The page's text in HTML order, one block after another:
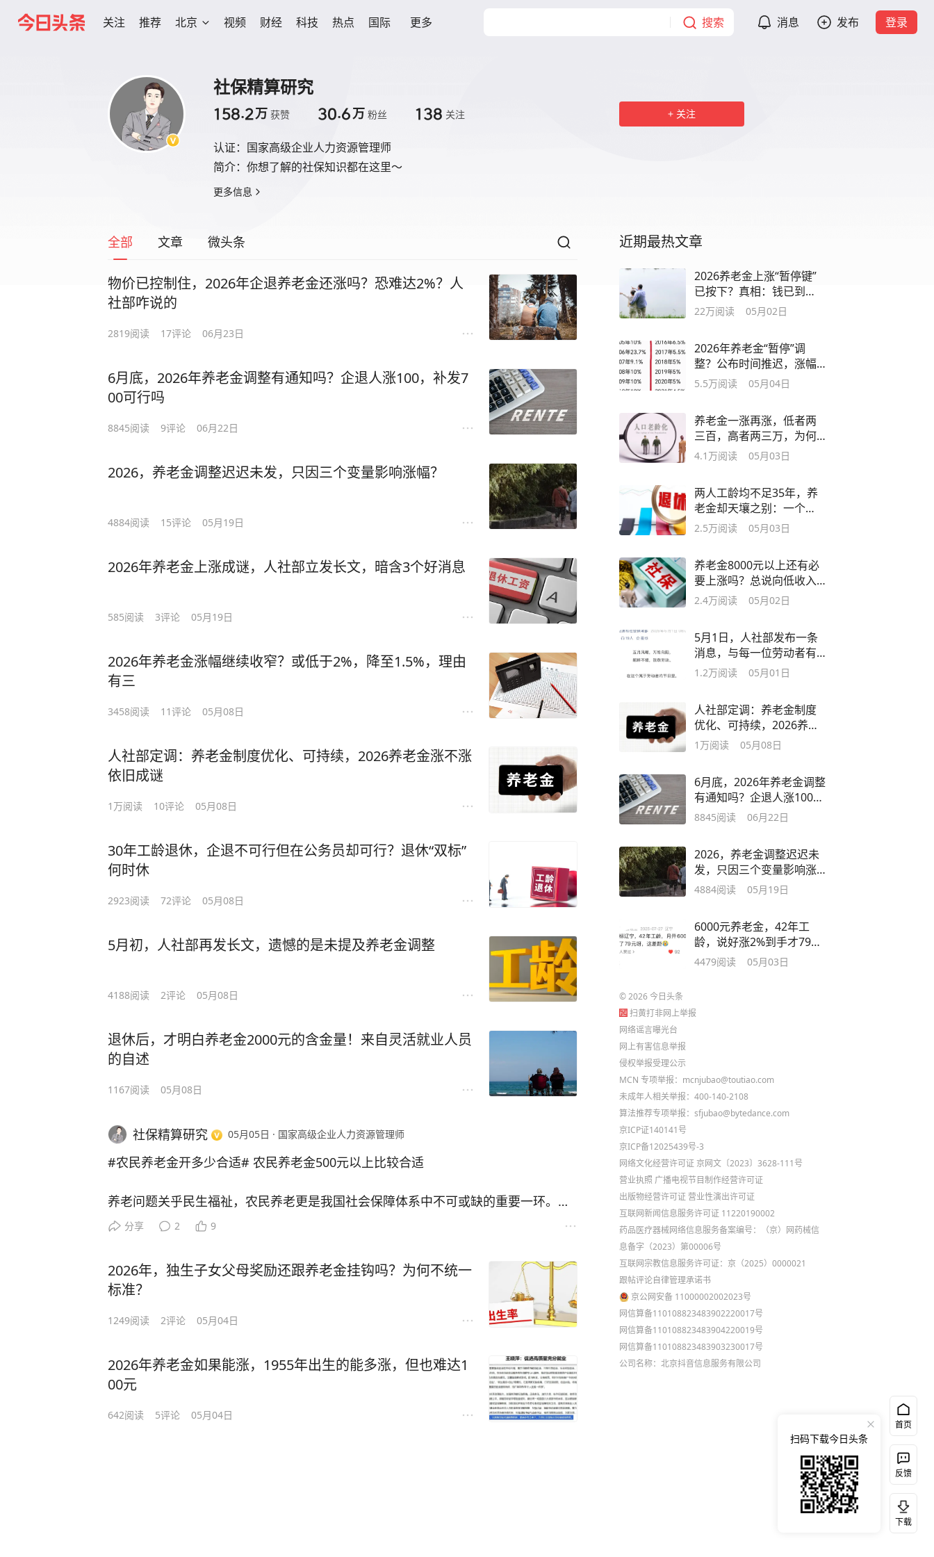
关注 推荐 北京 视频 财经 科技 热点 国际 更多 搜索 消息 发布 登录
社保精算研究
158.2万 获赞 30.6万 粉丝 138 关注
认证： 国家高级企业人力资源管理师
简介： 你想了解的社保知识都在这里～
更多信息
关注
全部 文章 微头条
物价已控制住，2026年企退养老金还涨吗？恐难达2%？人
社部咋说的
2819阅读 17评论 06月23日
6月底，2026年养老金调整有通知吗？企退人涨100，补发7
00可行吗
8845阅读 9评论 06月22日
2026，养老金调整迟迟未发，只因三个变量影响涨幅？
4884阅读 15评论 05月19日
2026年养老金上涨成谜，人社部立发长文，暗含3个好消息
585阅读 3评论 05月19日
2026年养老金涨幅继续收窄？或低于2%，降至1.5%，理由
有三
3458阅读 11评论 05月08日
人社部定调：养老金制度优化、可持续，2026养老金涨不涨
依旧成谜
1万阅读 10评论 05月08日
30年工龄退休，企退不可行但在公务员却可行？退休“双标”
何时休
2923阅读 72评论 05月08日
5月初，人社部再发长文，遗憾的是未提及养老金调整
4188阅读 2评论 05月08日
退休后，才明白养老金2000元的含金量！来自灵活就业人员
的自述
1167阅读 05月08日
社保精算研究 05月05日 · 国家高级企业人力资源管理师
#农民养老金开多少合适# 农民养老金500元以上比较合适
养老问题关乎民生福祉，农民养老更是我国社会保障体系中不可或缺的重要一环。作
为国家粮食安全的守护者、乡村发展的耕耘者，广大农民一辈子扎根土地、辛勤劳
去劳动能力，收入来源极度单一，养老金成为维系晚年生活的核心依靠。结合当前农
村生活成本、农民实际需求与社会公平发展趋势，将农民养老金提升至500元以上，
是兼顾民生保障、财政可行与社会公平的合理选择。
乡居民基础养老金最低标准仅为163元，即便加上地方配套补贴，多数农村老人每月
养老金也仅在200-300元区间。反观当下农村生活成本，米面油等基本口粮、水电杂
费、日常药品是老人每月的刚性支出，仅这几项开支，每月就至少需要300元才能维
持最基本的生存。一旦老人身患慢性病，需要长期服药，或是遇到头疼脑热的小病诊
分享 2 9
2026年，独生子女父母奖励还跟养老金挂钩吗？为何不统一
标准？
1249阅读 2评论 05月04日
2026年养老金如果能涨，1955年出生的能多涨，但也难达1
00元
642阅读 5评论 05月04日
近期最热文章
2026养老金上涨“暂停键”
已按下？真相：钱已到
账，信号已出
22万阅读 05月02日
2026年养老金“暂停”调
整？公布时间推迟，涨幅
逐步收窄到0？
5.5万阅读 05月04日
养老金一涨再涨，低者两
三百，高者两三万，为何
不设上限抹平差异
4.1万阅读 05月03日
两人工龄均不足35年，养
老金却天壤之别：一个
8800元，一个2800元
2.5万阅读 05月03日
养老金8000元以上还有必
要上涨吗？总说向低收入
倾斜，不应停涨吗
2.4万阅读 05月02日
5月1日，人社部发布一条
消息，与每一位劳动者有
关
1.2万阅读 05月01日
人社部定调：养老金制度
优化、可持续，2026养老
金涨不涨依旧成谜
1万阅读 05月08日
6月底，2026年养老金调整
有通知吗？企退人涨100，
补发700可行吗
8845阅读 06月22日
2026，养老金调整迟迟未
发，只因三个变量影响涨
幅？
4884阅读 05月19日
6000元养老金，42年工
龄，说好涨2%到手才79
块！剩下的41元去哪了
4479阅读 05月03日
©2026今日头条
扫黄打非网上举报
网络谣言曝光台
网上有害信息举报
侵权举报受理公示
MCN 专项举报：mcnjubao@toutiao.com
未成年人相关举报：400-140-2108
算法推荐专项举报：sfjubao@bytedance.com
京ICP证140141号
京ICP备12025439号-3
网络文化经营许可证 京网文〔2023〕3628-111号
营业执照 广播电视节目制作经营许可证
出版物经营许可证 营业性演出许可证
互联网新闻信息服务许可证 11220190002
药品医疗器械网络信息服务备案编号：（京）网药械信
息备字（2023）第00006号
互联网宗教信息服务许可证：京（2025）0000021
跟帖评论自律管理承诺书
京公网安备 11000002002023号
网信算备110108823483902220017号
网信算备110108823483904220019号
网信算备110108823483903230017号
公司名称：北京抖音信息服务有限公司
首页
反馈
下载
扫码下载今日头条